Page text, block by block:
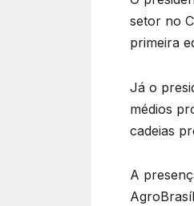
setor no
primeira
Já o
médios
cadeias
A